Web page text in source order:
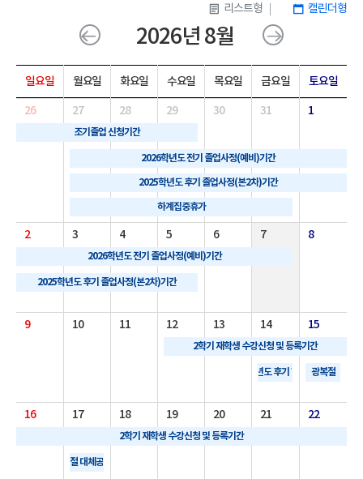
리스트형 캘린더형
2026년 8월
일요일 월요일 화요일 수요일 목요일 금요일
토요일
26
27 28 29 30 31 1
조기졸업 신청기간
2026학년도 전기 졸업사정(예비)기간
2025학년도 후기 졸업사정(본2차)기간
하계집중휴가
2 3 4 5 6 7 8
2026학년도 전기 졸업사정(예비)기간
2025학년도 후기 졸업사정(본2차)기간
9 10 11 12 13 14 15
2학기 재학생 수강신청 및 등록기간
2025학년도 후기 학위발급광복절
16 17 18 19 20 21 22
2학기 재학생 수강신청 및 등록기간
광복절 대체공휴일